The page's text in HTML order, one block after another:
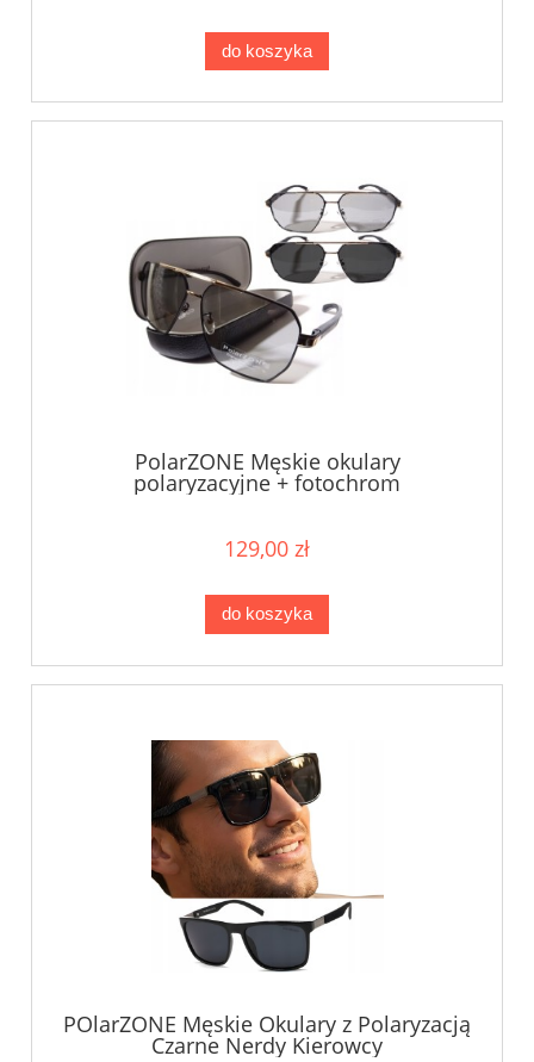
do koszyka
PolarZONE Męskie okulary
polaryzacyjne + fotochrom
129,00 zł
do koszyka
POlarZONE Męskie Okulary z Polaryzacją
Czarne Nerdy Kierowcy